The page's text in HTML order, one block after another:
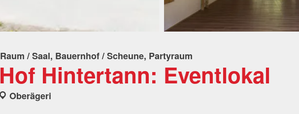
Raum / Saal, Bauernhof / Scheune, Partyraum
Hof Hintertann: Eventlokal
Oberägeri